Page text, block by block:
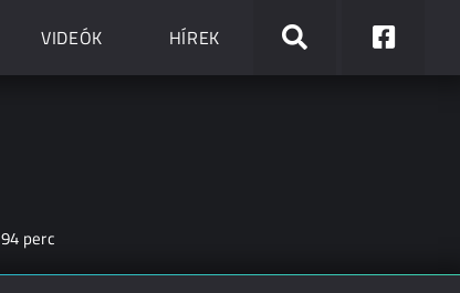
VIDEÓK HÍREK
94 perc